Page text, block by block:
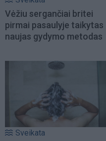
Vėžiu sergančiai britei
pirmai pasaulyje taikytas
naujas gydymo metodas
Sveikata